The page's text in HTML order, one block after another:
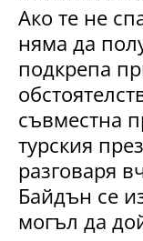
Ако те не
няма да
подкрепа
съвместна
турския
разговаря
Байдън се
могъл да